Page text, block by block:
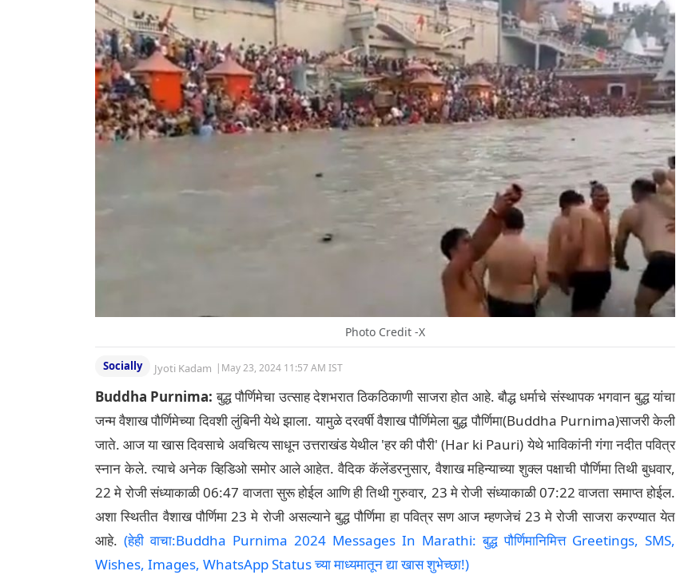
Photo Credit -X
Socially Jyoti Kadam | May 23, 2024 11:57 AM IST
Buddha Purnima: बुद्ध पौर्णिमेचा उत्साह देशभरात ठिकठिकाणी साजरा होत आहे. बौद्ध धर्माचे संस्थापक भगवान बुद्ध यांचा
जन्म वैशाख पौर्णिमेच्या दिवशी लुंबिनी येथे झाला. यामुळे दरवर्षी वैशाख पौर्णिमेला बुद्ध पौर्णिमा(Buddha Purnima)साजरी केली
जाते. आज या खास दिवसाचे अवचित्य साधून उत्तराखंड येथील 'हर की पौरी' (Har ki Pauri) येथे भाविकांनी गंगा नदीत पवित्र
स्नान केले. त्याचे अनेक व्हिडिओ समोर आले आहेत. वैदिक कॅलेंडरनुसार, वैशाख महिन्याच्या शुक्ल पक्षाची पौर्णिमा तिथी बुधवार,
22 मे रोजी संध्याकाळी 06:47 वाजता सुरू होईल आणि ही तिथी गुरुवार, 23 मे रोजी संध्याकाळी 07:22 वाजता समाप्त होईल.
अशा स्थितीत वैशाख पौर्णिमा 23 मे रोजी असल्याने बुद्ध पौर्णिमा हा पवित्र सण आज म्हणजेचं 23 मे रोजी साजरा करण्यात येत
आहे. (हेही वाचा:Buddha Purnima 2024 Messages In Marathi: बुद्ध पौर्णिमानिमित्त Greetings, SMS,
Wishes, Images, WhatsApp Status च्या माध्यमातून द्या खास शुभेच्छा!)